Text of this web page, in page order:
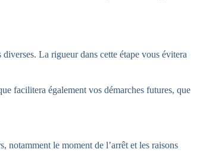
La rigueur dans cette étape vous évitera
facilitera également vos démarches futures, que
notamment le moment de l’arrêt et les raisons